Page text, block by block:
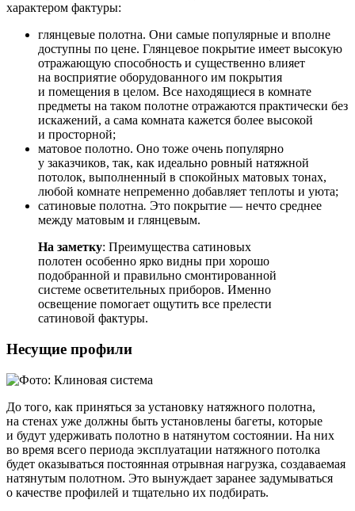
характером фактуры:
глянцевые полотна. Они самые популярные и вполне
доступны по цене. Глянцевое покрытие имеет высокую
отражающую способность и существенно влияет
на восприятие оборудованного им покрытия
и помещения в целом. Все находящиеся в комнате
предметы на таком полотне отражаются практически без
искажений, а сама комната кажется более высокой
и просторной;
матовое полотно. Оно тоже очень популярно
у заказчиков, так, как идеально ровный натяжной
потолок, выполненный в спокойных матовых тонах,
любой комнате непременно добавляет теплоты и уюта;
сатиновые полотна. Это покрытие — нечто среднее
между матовым и глянцевым.
На заметку: Преимущества сатиновых
полотен особенно ярко видны при хорошо
подобранной и правильно смонтированной
системе осветительных приборов. Именно
освещение помогает ощутить все прелести
сатиновой фактуры.
Несущие профили
До того, как приняться за установку натяжного полотна,
на стенах уже должны быть установлены багеты, которые
и будут удерживать полотно в натянутом состоянии. На них
во время всего периода эксплуатации натяжного потолка
будет оказываться постоянная отрывная нагрузка, создаваемая
натянутым полотном. Это вынуждает заранее задумываться
о качестве профилей и тщательно их подбирать.